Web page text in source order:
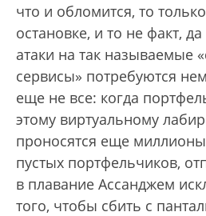
что и обломится, то
остановке, и то не факт,
атаки на так называемые
сервисы» потребуются
еще не все: когда
этому виртуальному
проносятся еще
пустых портфельчиков,
в плавание Ассанджем
того, чтобы сбить с